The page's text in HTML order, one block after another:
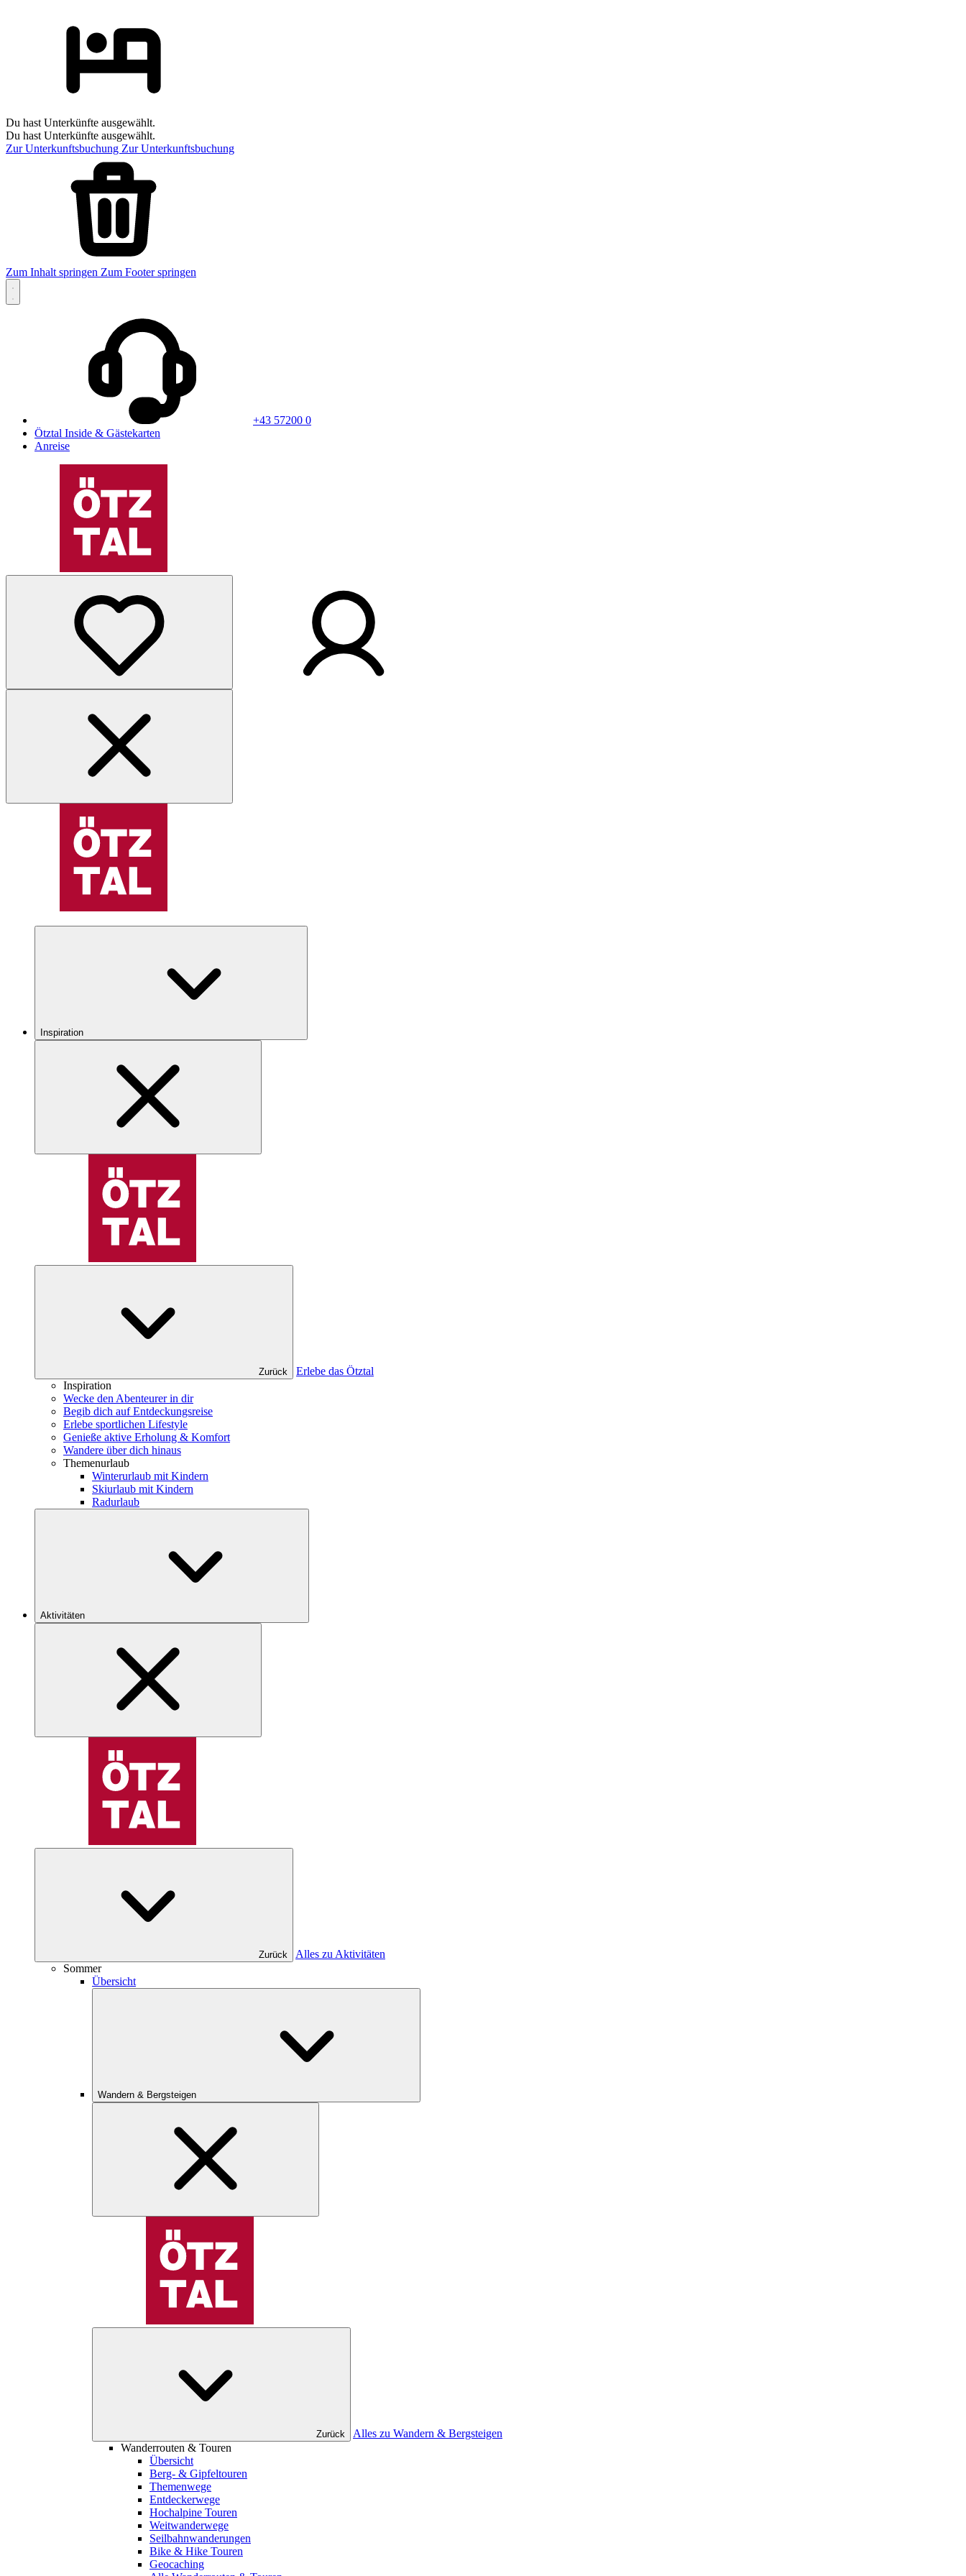
Du hast Unterkünfte ausgewählt.
Du hast Unterkünfte ausgewählt.
Zur Unterkunftsbuchung Zur Unterkunftsbuchung
Zum Inhalt springen Zum Footer springen
+43 57200 0
Ötztal Inside & Gästekarten
Anreise
Inspiration
Zurück
Erlebe das Ötztal
Inspiration
Wecke den Abenteurer in dir
Begib dich auf Entdeckungsreise
Erlebe sportlichen Lifestyle
Genieße aktive Erholung & Komfort
Wandere über dich hinaus
Themenurlaub
Winterurlaub mit Kindern
Skiurlaub mit Kindern
Radurlaub
Aktivitäten
Zurück
Alles zu Aktivitäten
Sommer
Übersicht
Wandern & Bergsteigen
Zurück
Alles zu Wandern & Bergsteigen
Wanderrouten & Touren
Übersicht
Berg- & Gipfeltouren
Themenwege
Entdeckerwege
Hochalpine Touren
Weitwanderwege
Seilbahnwanderungen
Bike & Hike Touren
Geocaching